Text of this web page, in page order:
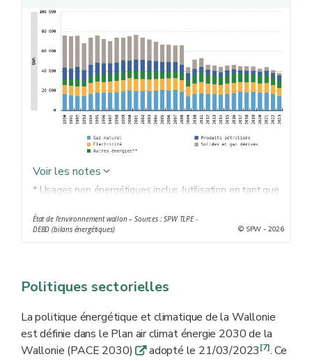
Voir les notes
* Usages non énergétiques inclus (utilisation en tant que
** Énergie issue de sources renouvelables, cogénération,
État de l'environnement wallon – Sources : SPW TLPE -
DEBD (bilans énergétiques)
© SPW - 2026
Politiques sectorielles
La politique énergétique et climatique de la Wallonie
est définie dans le Plan air climat énergie 2030 de la
Wallonie (PACE 2030) qadopté le 21/03/2023[7]. Ce